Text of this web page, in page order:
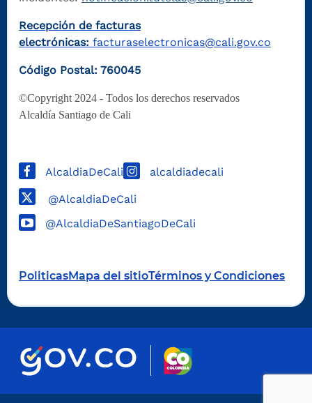
Recepción de facturas
electrónicas: facturaselectronicas@cali.gov.co
Código Postal: 760045
©Copyright 2024 - Todos los derechos reservados
Alcaldía Santiago de Cali
AlcaldiaDeCali alcaldiadecali
@AlcaldiaDeCali
@AlcaldiaDeSantiagoDeCali
PoliticasMapa del sitioTérminos y Condiciones